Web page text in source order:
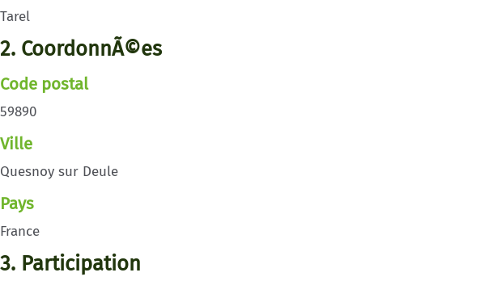
Tarel
2. CoordonnÃ©es
Code postal
59890
Ville
Quesnoy sur Deule
Pays
France
3. Participation